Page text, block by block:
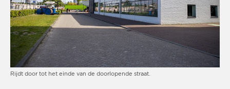
Rijdt door tot het einde van de doorlopende straat.